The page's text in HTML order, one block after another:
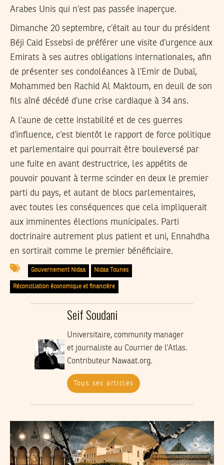
Arabes Unis qui n’est pas passée inaperçue.
Dimanche 20 septembre, c’était au tour du président
Béji Caid Essebsi de préférer une visite d’urgence aux
Emirats à ses autres obligations internationales, afin
de présenter ses condoléances à l’Emir de Dubaï,
Mohammed ben Rachid Al Maktoum, en deuil de son
fils aîné décédé d’une crise cardiaque à 34 ans.
A l’aune de cette instabilité et de ces guerres
d’influence, c’est bientôt le rapport de force politique
et parlementaire qui pourrait être bouleversé par
une fuite en avant destructrice, les appétits de
pouvoir pouvant à terme scinder en deux le premier
parti du pays, et autant de blocs parlementaires,
avec toutes les conséquences que cela impliquerait
aux imminentes élections municipales. Parti
doctrinaire autrement plus patient et uni, Ennahdha
en sortirait comme le premier bénéficiaire.
Gouvernement Nidaa Nidaa Tounes
Réconciliation économique et financière
Seif Soudani
Universitaire, community manager
et journaliste au Courrier de l’Atlas.
Contributeur Nawaat.org.
Tous ses articles